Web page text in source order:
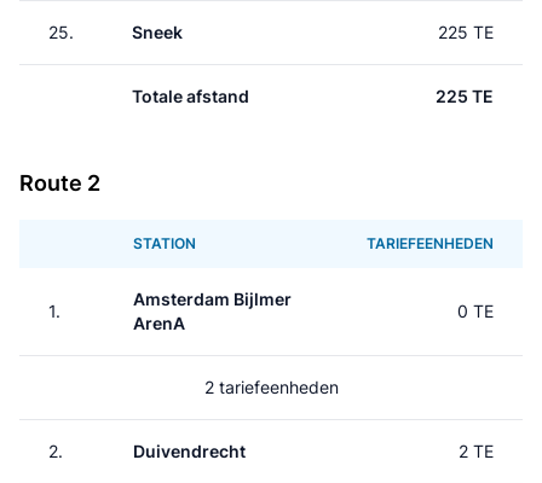
25. Sneek 225 TE
Totale afstand 225 TE
Route 2
STATION TARIEFEENHEDEN
1.
Amsterdam Bijlmer
ArenA
0 TE
2 tariefeenheden
2. Duivendrecht 2 TE